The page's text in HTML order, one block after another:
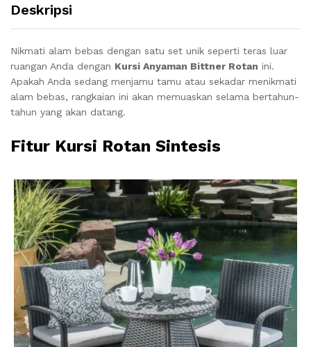
Deskripsi
Nikmati alam bebas dengan satu set unik seperti teras luar
ruangan Anda dengan Kursi Anyaman Bittner Rotan ini.
Apakah Anda sedang menjamu tamu atau sekadar menikmati
alam bebas, rangkaian ini akan memuaskan selama bertahun-
tahun yang akan datang.
Fitur Kursi Rotan Sintesis